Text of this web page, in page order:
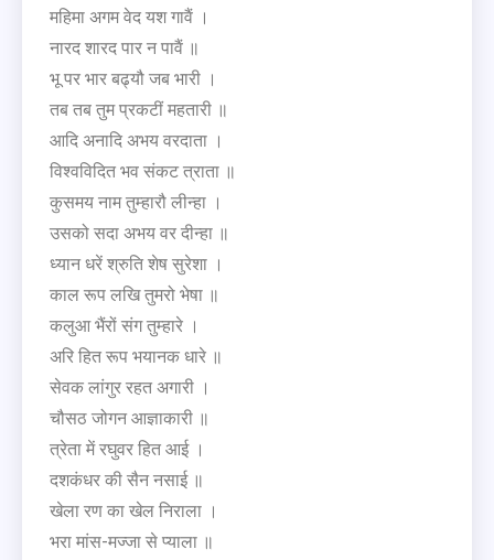
महिमा अगम वेद यश गावैं ।
नारद शारद पार न पावैं ॥
भू पर भार बढ्यौ जब भारी ।
तब तब तुम प्रकटीं महतारी ॥
आदि अनादि अभय वरदाता ।
विश्वविदित भव संकट त्राता ॥
कुसमय नाम तुम्हारौ लीन्हा ।
उसको सदा अभय वर दीन्हा ॥
ध्यान धरें श्रुति शेष सुरेशा ।
काल रूप लखि तुमरो भेषा ॥
कलुआ भैंरों संग तुम्हारे ।
अरि हित रूप भयानक धारे ॥
सेवक लांगुर रहत अगारी ।
चौसठ जोगन आज्ञाकारी ॥
त्रेता में रघुवर हित आई ।
दशकंधर की सैन नसाई ॥
खेला रण का खेल निराला ।
भरा मांस-मज्जा से प्याला ॥